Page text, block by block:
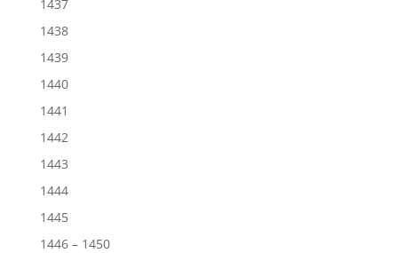
1437
1438
1439
1440
1441
1442
1443
1444
1445
1446 – 1450